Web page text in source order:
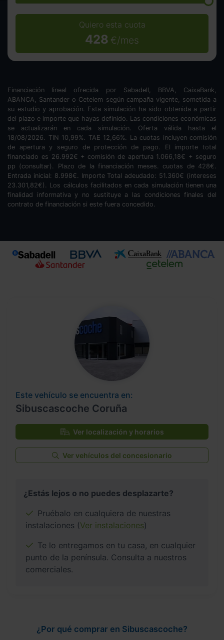
Quiero esta cuota
428 €/mes
Financiación lineal ofrecida por Sabadell, BBVA, CaixaBank,
ABANCA, Santander o Cetelem según campaña vigente, sometida a
su estudio y aprobación. Esta simulación ha sido obtenida a partir
del plazo e importe que hayas definido. Las condiciones económicas
se actualizarán en cada simulación. Oferta válida hasta el
18/08/2026. TIN 10,99%. TAE 12,66%. La cuotas incluyen comisión
de apertura y seguro de protección de pago. El importe total
financiado es 26.992€ + comisión de apertura 1.066,18€ + seguro
pp (consultar). Plazo de la financiación meses. cuotas de 428€.
Entrada inicial: 8.998€. Importe Total adeudado: 51.360€ (intereses
23.301,82€). Los cálculos facilitados en cada simulación tienen una
finalidad informativa y no sustituye a las condiciones finales del
contrato de financiación si este fuera concedido.
Este vehículo se encuentra en:
Sibuscascoche Coruña
Ver localización y horarios
Ver vehículos del concesionario
¿Estás lejos o no puedes desplazarte?
Pruébalo en cualquiera de nuestras
instalaciones (Ver instalaciones)
Te lo entregamos en tu casa, en cualquier
punto de la península. Consulta a nuestros
comerciales.
¿Por qué comprar en Sibuscascoche?